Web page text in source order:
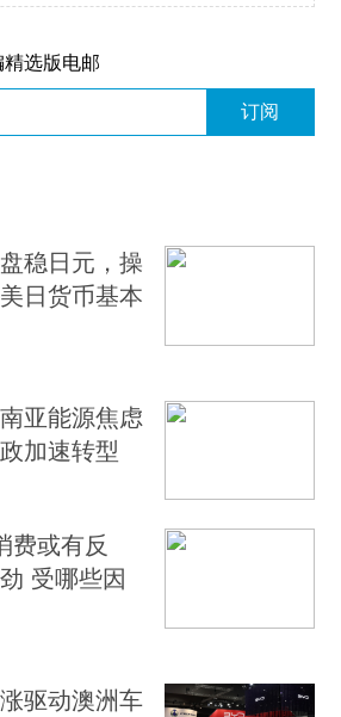
选版电邮
订阅
稳日元，操
日货币基本
亚能源焦虑
加速转型
费或有反
受哪些因
驱动澳洲车